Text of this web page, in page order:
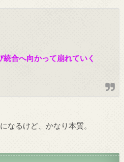
統合へ向かって崩れていく
なるけど、かなり本質。